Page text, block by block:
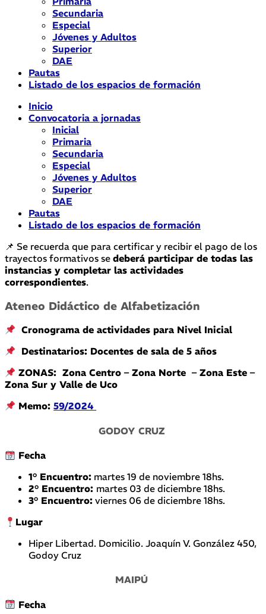
Secundaria
Especial
Jóvenes y Adultos
Superior
DAE
Pautas
Listado de los espacios de formación
Inicio
Convocatoria a jornadas
Inicial
Primaria
Secundaria
Especial
Jóvenes y Adultos
Superior
DAE
Pautas
Listado de los espacios de formación
📌 Se recuerda que para certificar y recibir el pago de los
trayectos formativos se deberá participar de todas las
instancias y completar las actividades
correspondientes.
Ateneo Didáctico de Alfabetización
Cronograma de actividades para Nivel Inicial
Destinatarios: Docentes de sala de 5 años
ZONAS: Zona Centro – Zona Norte – Zona Este –
Zona Sur y Valle de Uco
Memo:59/2024
GODOY CRUZ
Fecha
1° Encuentro: martes 19 de noviembre 18hs.
2° Encuentro: martes 03 de diciembre 18hs.
3° Encuentro: viernes 06 de diciembre 18hs.
Lugar
Hiper Libertad. Domicilio. Joaquín V. González 450,
Godoy Cruz
MAIPÚ
Fecha